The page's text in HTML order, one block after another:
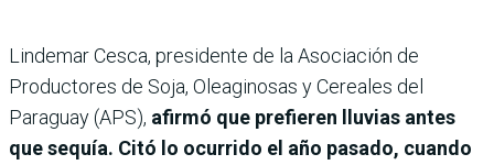
Lindemar Cesca, presidente de la Asociación de
Productores de Soja, Oleaginosas y Cereales del
Paraguay (APS), afirmó que prefieren lluvias antes
que sequía. Citó lo ocurrido el año pasado, cuando